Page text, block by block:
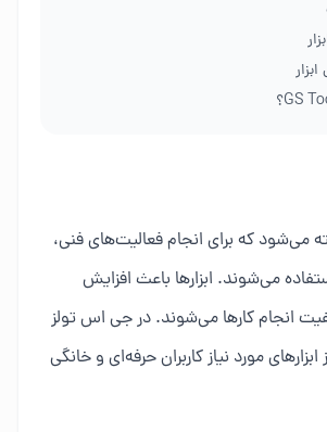
می‌شود که برای انجام فعالیت‌های فنی،
می‌شوند. ابزارها باعث افزایش
انجام کارها می‌شوند. در جی اس تولز
مورد نیاز کاربران حرفه‌ای و خانگی